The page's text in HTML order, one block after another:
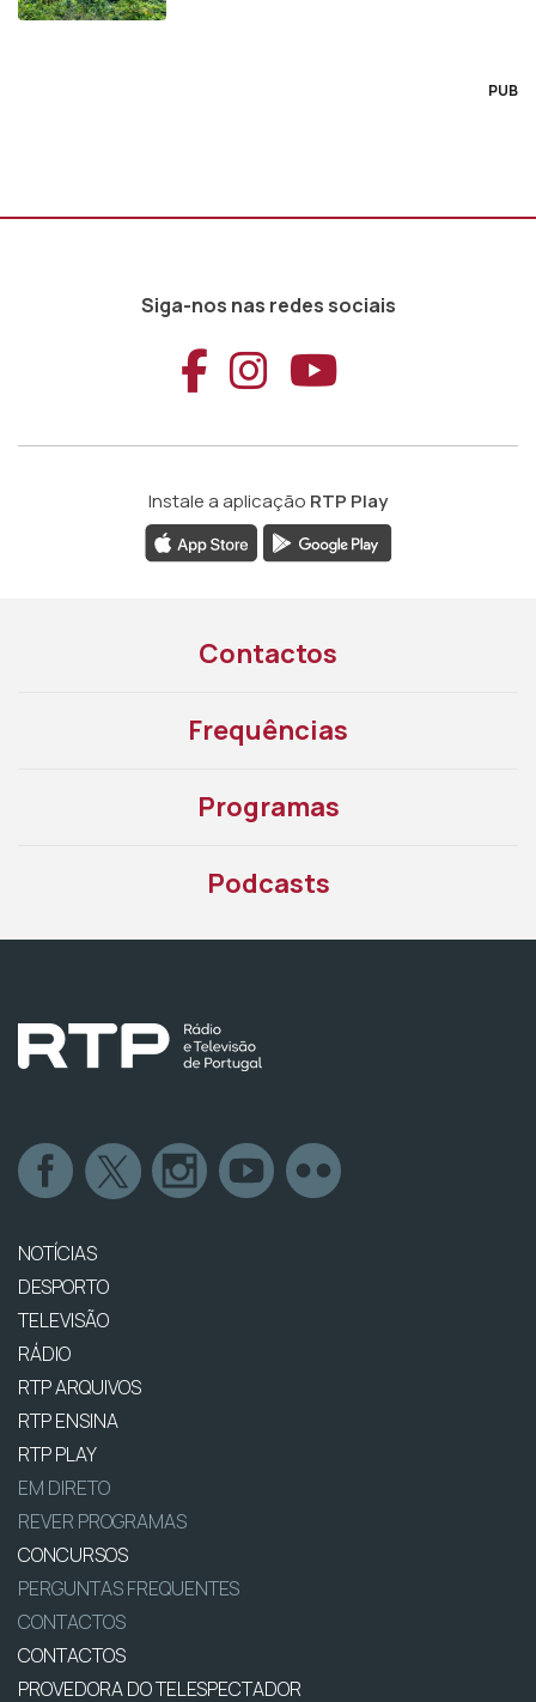
PUB
Siga-nos nas redes sociais
Aceder ao
Aceder ao
Aceder
Instale a aplicação RTP Play
Contactos
Frequências
Programas
Podcasts
NOTÍCIAS
DESPORTO
TELEVISÃO
RÁDIO
RTP ARQUIVOS
RTP ENSINA
RTP PLAY
EM DIRETO
REVER PROGRAMAS
CONCURSOS
PERGUNTAS FREQUENTES
CONTACTOS
CONTACTOS
PROVEDORA DO TELESPECTADOR